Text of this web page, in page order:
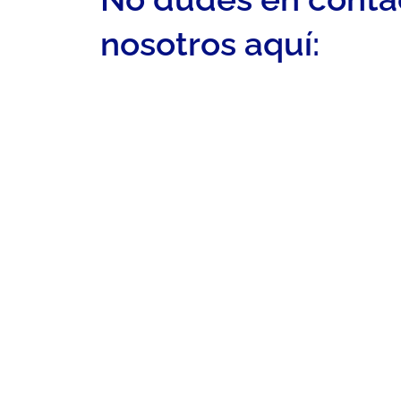
nosotros aquí: